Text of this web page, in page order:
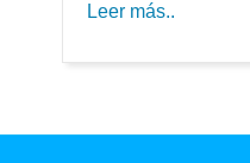
Leer más..